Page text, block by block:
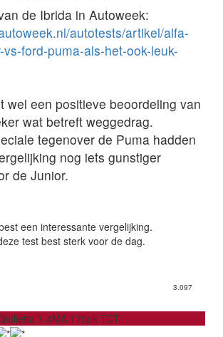
de Ibrida in Autoweek:
autotests/artikel/alfa-
ford-puma-als-het-ook-leuk-
wel een positieve beoordeling van
wat betreft weggedrag.
tegenover de Puma hadden
nog iets gunstiger
de Junior.
een interessante vergelijking.
test best sterk voor de dag.
3.097
1.4MA 170pk TCT